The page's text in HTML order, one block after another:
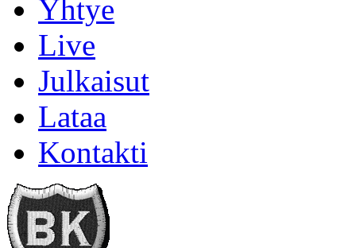
Yhtye
Live
Julkaisut
Lataa
Kontakti